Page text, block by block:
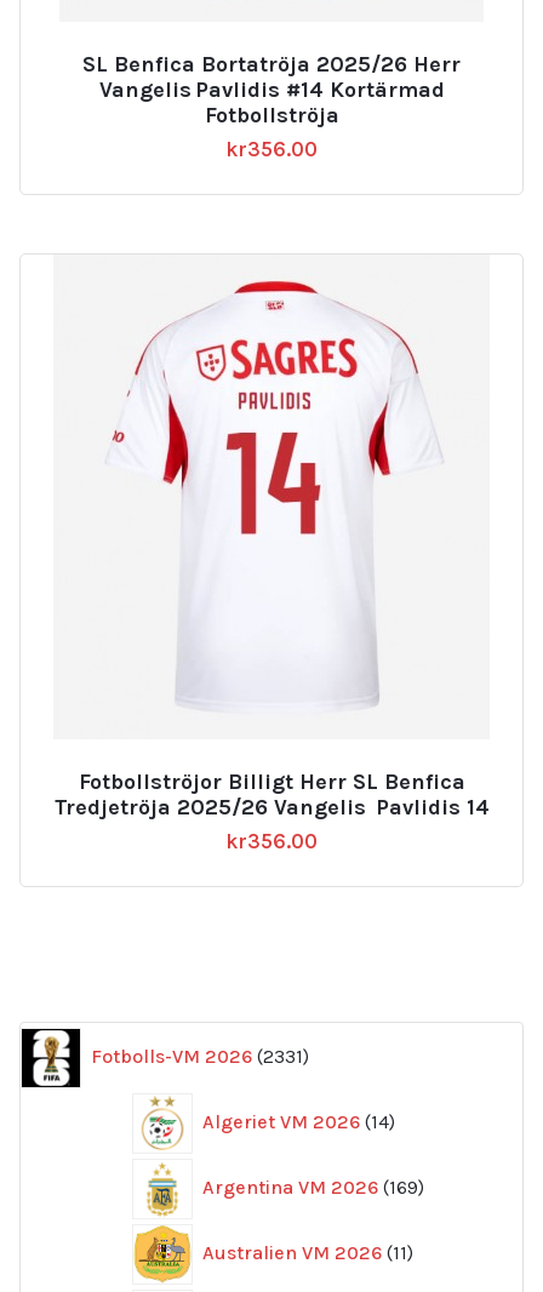
SL Benfica Bortatröja 2025/26 Herr
Vangelis Pavlidis #14 Kortärmad
Fotbollströja
kr356.00
Fotbollströjor Billigt Herr SL Benfica
Tredjetröja 2025/26 Vangelis Pavlidis 14
kr356.00
Fotbolls-VM 2026 2331
produkter
Algeriet VM 2026 14
produkter
Argentina VM 2026 169
produkter
Australien VM 2026 11
produkter